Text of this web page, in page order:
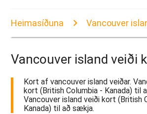
Heimasíðuna Vancouver
Vancouver island veiði
Kort af vancouver island veiðar.
kort (British Columbia - Kanada) til
Vancouver island veiði kort (British
Kanada) til að sækja.